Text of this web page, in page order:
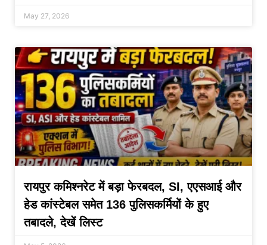
May 27, 2026
रायपुर कमिश्नरेट में बड़ा फेरबदल, SI, एएसआई और
हेड कांस्टेबल समेत 136 पुलिसकर्मियों के हुए
तबादले, देखें लिस्ट